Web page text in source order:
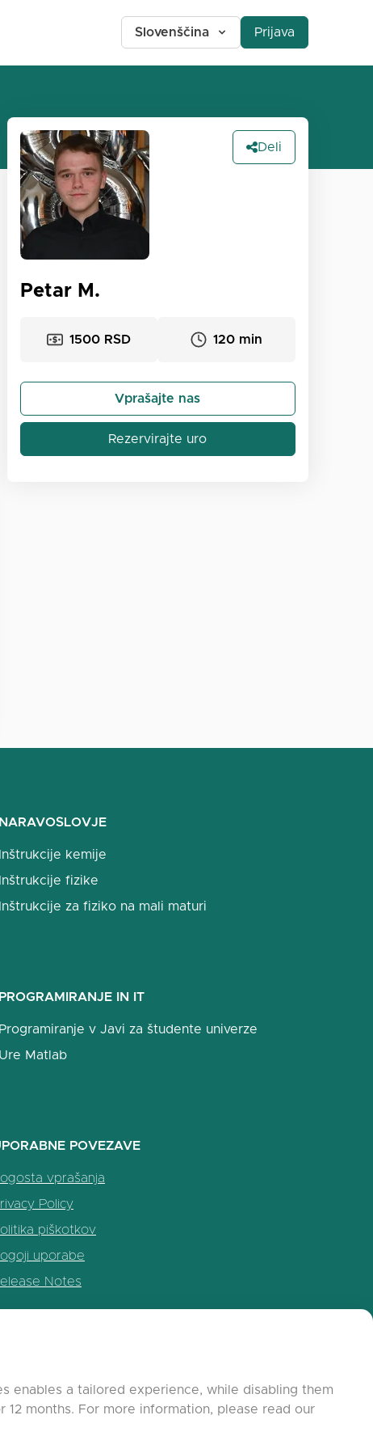
Slovenščina Prijava
Petar M.
Deli
1500 RSD 120 min
Vprašajte nas
Rezervirajte uro
NARAVOSLOVJE
Inštrukcije kemije
Inštrukcije fizike
Inštrukcije za fiziko na mali maturi
PROGRAMIRANJE IN IT
Programiranje v Javi za študente univerze
Ure Matlab
POVEZAVE
vprašanja
Policy
piškotkov
uporabe
Notes
enables a tailored experience, while disabling them
months. For more information, please read our